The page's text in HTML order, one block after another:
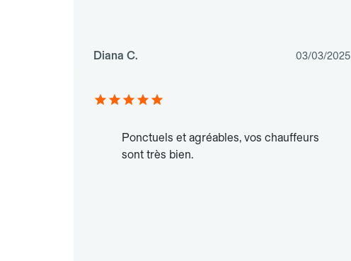
Diana C. 03/03/2025
Ponctuels et agréables, vos chauffeurs
sont très bien.